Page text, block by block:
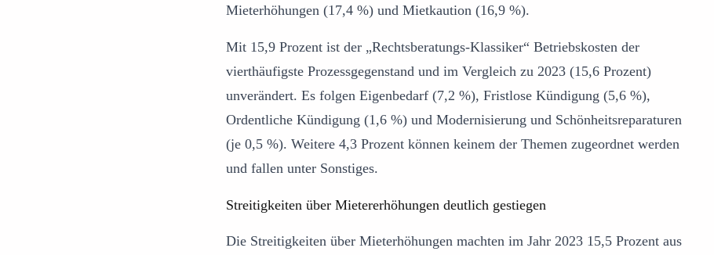
Mieterhöhungen (17,4 %) und Mietkaution (16,9 %).
Mit 15,9 Prozent ist der „Rechtsberatungs-Klassiker“ Betriebskosten der
vierthäufigste Prozessgegenstand und im Vergleich zu 2023 (15,6 Prozent)
unverändert. Es folgen Eigenbedarf (7,2 %), Fristlose Kündigung (5,6 %),
Ordentliche Kündigung (1,6 %) und Modernisierung und Schönheitsreparaturen
(je 0,5 %). Weitere 4,3 Prozent können keinem der Themen zugeordnet werden
und fallen unter Sonstiges.
Streitigkeiten über Mietererhöhungen deutlich gestiegen
Die Streitigkeiten über Mieterhöhungen machten im Jahr 2023 15,5 Prozent aus